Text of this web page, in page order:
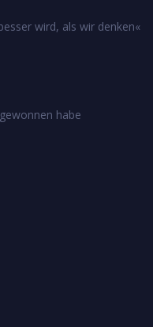
wird, als wir denken«
habe